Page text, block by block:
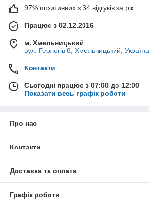
97% позитивних з 34 відгуків за рік
Працює з 02.12.2016
м. Хмельницький
вул. Геологів 8, Хмельницький, Україна
Контакти
Сьогодні працює з 07:00 до 12:00
Показати весь графік роботи
Про нас
Контакти
Доставка та оплата
Графік роботи